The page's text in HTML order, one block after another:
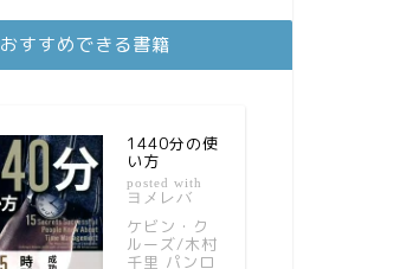
おすすめできる書籍
1440分の使
い方
posted with
ヨメレバ
ケビン・ク
ルーズ/木村
千里 パンロ